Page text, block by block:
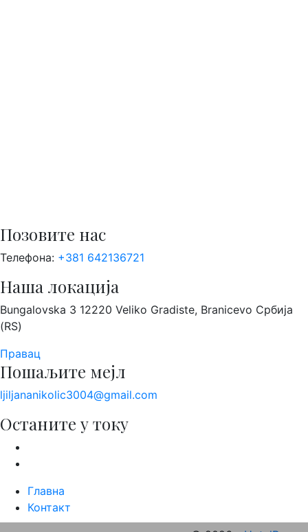
Позовите нас
Телефона: +381 642136721
Наша локација
Bungalovska 3 12220 Veliko Gradiste, Branicevo Србија
(RS)
Правац
Пошаљите мејл
ljiljananikolic3004@gmail.com
Останите у току
Главна
Контакт